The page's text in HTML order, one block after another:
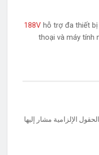
188V hỗ trợ đa thiết
thoại và máy tính
الحقول الإلزامية مشار إليها